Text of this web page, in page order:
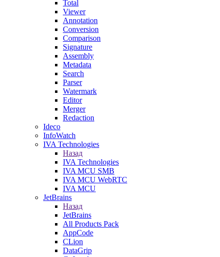
Total
Viewer
Annotation
Conversion
Comparison
Signature
Assembly
Metadata
Search
Parser
Watermark
Editor
Merger
Redaction
Ideco
InfoWatch
IVA Technologies
Назад
IVA Technologies
IVA MCU SMB
IVA MCU WebRTC
IVA MCU
JetBrains
Назад
JetBrains
All Products Pack
AppCode
CLion
DataGrip